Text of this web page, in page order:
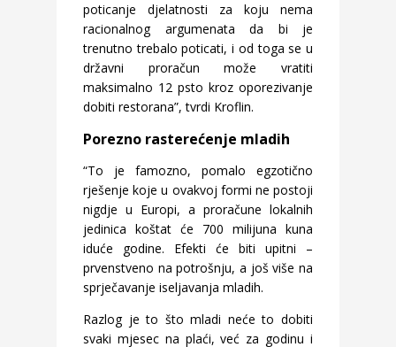
poticanje djelatnosti za koju nema
racionalnog argumenata da bi je
trenutno trebalo poticati, i od toga se u
državni proračun može vratiti
maksimalno 12 psto kroz oporezivanje
dobiti restorana”, tvrdi Kroflin.
Porezno rasterećenje mladih
“To je famozno, pomalo egzotično
rješenje koje u ovakvoj formi ne postoji
nigdje u Europi, a proračune lokalnih
jedinica koštat će 700 milijuna kuna
iduće godine. Efekti će biti upitni –
prvenstveno na potrošnju, a još više na
sprječavanje iseljavanja mladih.
Razlog je to što mladi neće to dobiti
svaki mjesec na plaći, već za godinu i